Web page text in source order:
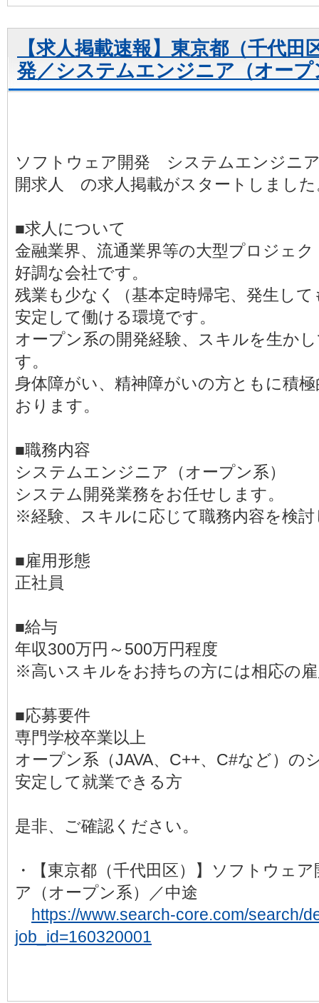
【求人掲載速報】東京都（千代
発／システムエンジニア（オープ
ソフトウェア開発 システムエンジニ
開求人 の求人掲載がスタートしました
■求人について
金融業界、流通業界等の大型プロジェ
好調な会社です。
残業も少なく（基本定時帰宅、発生し
安定して働ける環境です。
オープン系の開発経験、スキルを生か
す。
身体障がい、精神障がいの方ともに積
おります。
■職務内容
システムエンジニア（オープン系）
システム開発業務をお任せします。
※経験、スキルに応じて職務内容を検
■雇用形態
正社員
■給与
年収300万円～500万円程度
※高いスキルをお持ちの方には相応の
■応募要件
専門学校卒業以上
オープン系（JAVA、C++、C#など）の
安定して就業できる方
是非、ご確認ください。
・【東京都（千代田区）】ソフトウェ
ア（オープン系）／中途
https://www.search-core.com/search/
job_id=160320001